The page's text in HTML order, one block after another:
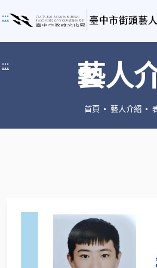
:::
::: 藝人
首頁 藝人介紹